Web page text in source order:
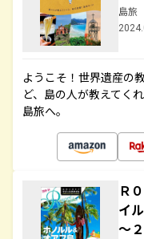
島旅
ようこそ！世界遺産の
ど、島の人が教えてく
島旅へ。
Ｒ
イ
～